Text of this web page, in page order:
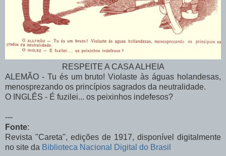
RESPEITE A CASA ALHEIA
ALEMÃO - Tu és um bruto! Violaste às águas holandesas,
menosprezando os princípios sagrados da neutralidade.
O INGLÊS - É fuzilei... os peixinhos indefesos?
---
Fonte:
Revista "Careta", edições de 1917, disponível digitalmente
no site da Biblioteca Nacional Digital do Brasil